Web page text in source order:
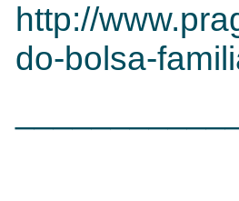
http://
do-bolsa-